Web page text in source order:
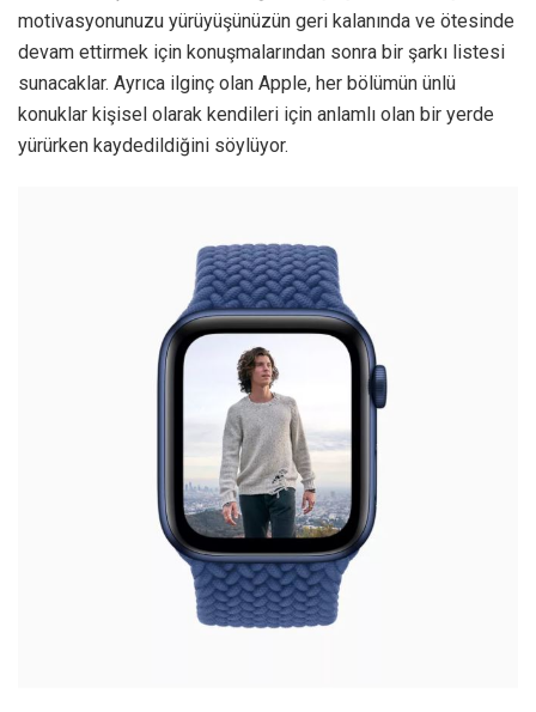
motivasyonunuzu yürüyüşünüzün geri kalanında ve ötesinde
devam ettirmek için konuşmalarından sonra bir şarkı listesi
sunacaklar. Ayrıca ilginç olan Apple, her bölümün ünlü
konuklar kişisel olarak kendileri için anlamlı olan bir yerde
yürürken kaydedildiğini söylüyor.